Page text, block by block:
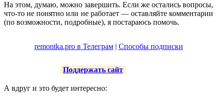
На этом, думаю, можно завершить. Если же остались вопросы,
что-то не понятно или не работает — оставляйте комментарии
(по возможности, подробные), я постараюсь помочь.
remontka.pro в Телеграм| Способы подписки
Поддержать сайт
А вдруг и это будет интересно: